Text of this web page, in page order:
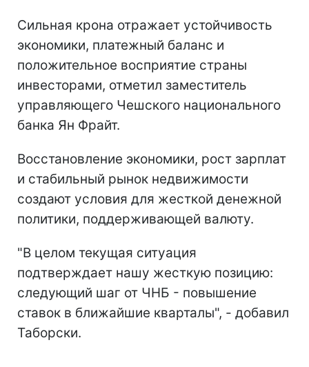
Сильная крона отражает устойчивость
экономики, платежный баланс и
положительное восприятие страны
инвесторами, отметил заместитель
управляющего Чешского национального
банка Ян Фрайт.
Восстановление экономики, рост зарплат
и стабильный рынок недвижимости
создают условия для жесткой денежной
политики, поддерживающей валюту.
"В целом текущая ситуация
подтверждает нашу жесткую позицию:
следующий шаг от ЧНБ - повышение
ставок в ближайшие кварталы", - добавил
Таборски.